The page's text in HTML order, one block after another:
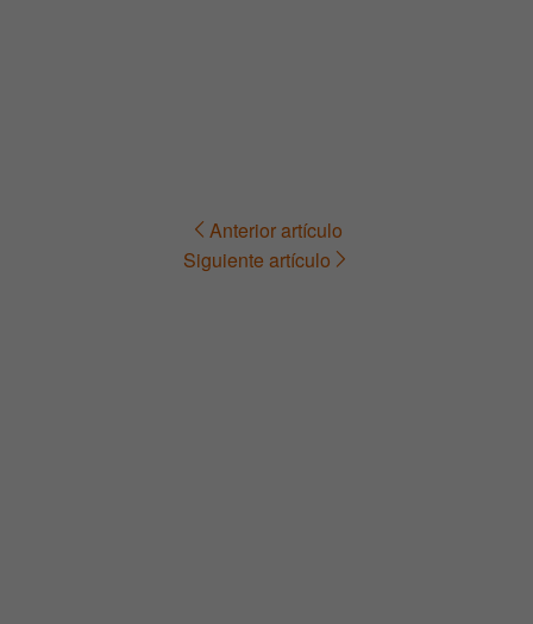
Navegación Anterior artículo
Siguiente artículo